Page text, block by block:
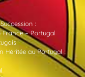
:
– Portugal
Héritée au Portugal :